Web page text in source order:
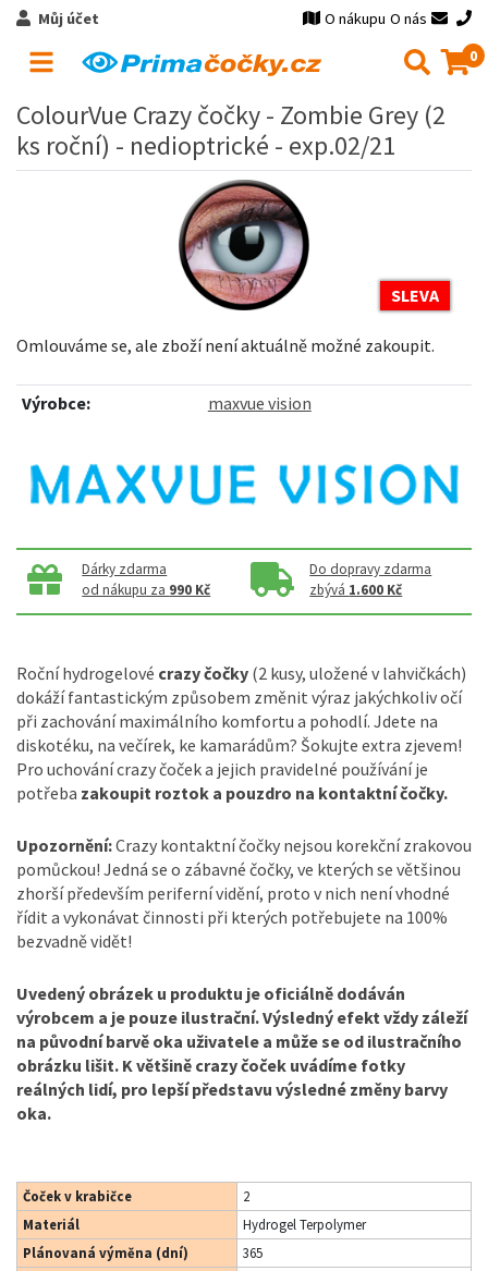
Můj účet O nákupu O nás
0
ColourVue Crazy čočky - Zombie Grey (2
ks roční) - nedioptrické - exp.02/21
SLEVA
Omlouváme se, ale zboží není aktuálně možné zakoupit.
Výrobce: maxvue vision
Dárky zdarma
od nákupu za 990 Kč
Do dopravy zdarma
zbývá 1.600 Kč
Roční hydrogelové crazy čočky (2 kusy, uložené v lahvičkách)
dokáží fantastickým způsobem změnit výraz jakýchkoliv očí
při zachování maximálního komfortu a pohodlí. Jdete na
diskotéku, na večírek, ke kamarádům? Šokujte extra zjevem!
Pro uchování crazy čoček a jejich pravidelné používání je
potřeba zakoupit roztok a pouzdro na kontaktní čočky.
Upozornění:Crazy kontaktní čočky nejsou korekční zrakovou
pomůckou! Jedná se o zábavné čočky, ve kterých se většinou
zhorší především periferní vidění, proto v nich není vhodné
řídit a vykonávat činnosti při kterých potřebujete na 100%
bezvadně vidět!
Uvedený obrázek u produktu je oficiálně dodáván
výrobcem a je pouze ilustrační. Výsledný efekt vždy záleží
na původní barvě oka uživatele a může se od ilustračního
obrázku lišit. K většině crazy čoček uvádíme fotky
reálných lidí, pro lepší představu výsledné změny barvy
oka.
Čoček v krabičce
2
Materiál
Hydrogel Terpolymer
Plánovaná výměna (dní)
365